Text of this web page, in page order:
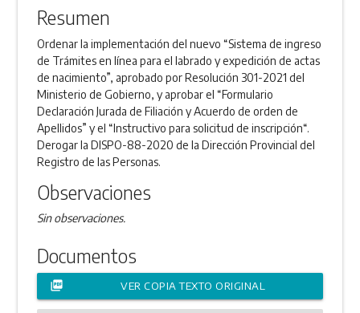
Resumen
Ordenar la implementación del nuevo “Sistema de ingreso
de Trámites en línea para el labrado y expedición de actas
de nacimiento”, aprobado por Resolución 301-2021 del
Ministerio de Gobierno, y aprobar el “Formulario
Declaración Jurada de Filiación y Acuerdo de orden de
Apellidos” y el “Instructivo para solicitud de inscripción“.
Derogar la DISPO-88-2020 de la Dirección Provincial del
Registro de las Personas.
Observaciones
Sin observaciones.
Documentos
picture_as_pdf VER COPIA TEXTO ORIGINAL